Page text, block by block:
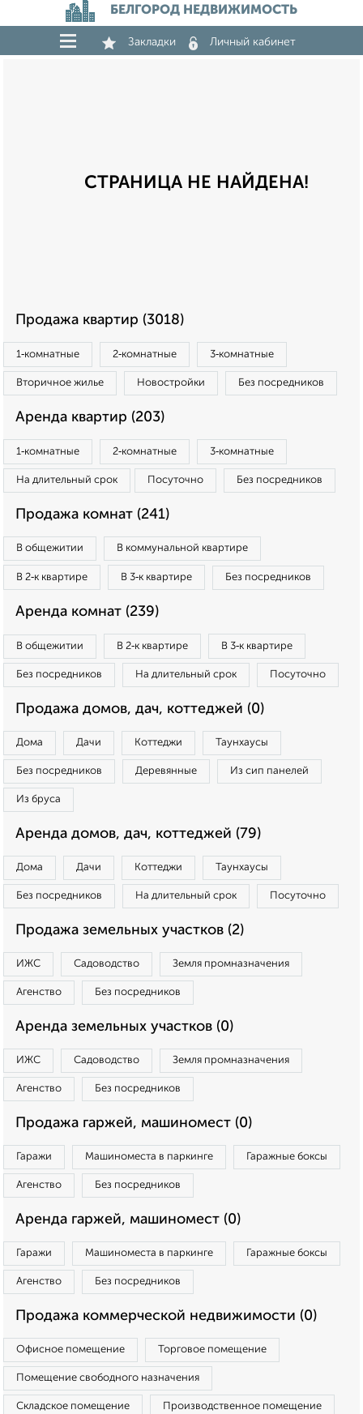
БЕЛГОРОД НЕДВИЖИМОСТЬ
Закладки Личный кабинет
СТРАНИЦА НЕ НАЙДЕНА!
Продажа квартир (3018)
1‑комнатные 2‑комнатные 3‑комнатные
Вторичное жилье Новостройки Без посредников
Аренда квартир (203)
1‑комнатные 2‑комнатные 3‑комнатные
На длительный срок Посуточно Без посредников
Продажа комнат (241)
В общежитии В коммунальной квартире
В 2‑к квартире В 3‑к квартире Без посредников
Аренда комнат (239)
В общежитии В 2‑к квартире В 3‑к квартире
Без посредников На длительный срок Посуточно
Продажа домов, дач, коттеджей (0)
Дома Дачи Коттеджи Таунхаусы
Без посредников Деревянные Из сип панелей
Из бруса
Аренда домов, дач, коттеджей (79)
Дома Дачи Коттеджи Таунхаусы
Без посредников На длительный срок Посуточно
Продажа земельных участков (2)
ИЖС Садоводство Земля промназначения
Агенство Без посредников
Аренда земельных участков (0)
ИЖС Садоводство Земля промназначения
Агенство Без посредников
Продажа гаржей, машиномест (0)
Гаражи Машиноместа в паркинге Гаражные боксы
Агенство Без посредников
Аренда гаржей, машиномест (0)
Гаражи Машиноместа в паркинге Гаражные боксы
Агенство Без посредников
Продажа коммерческой недвижимости (0)
Офисное помещение Торговое помещение
Помещение свободного назначения
Складское помещение Производственное помещение